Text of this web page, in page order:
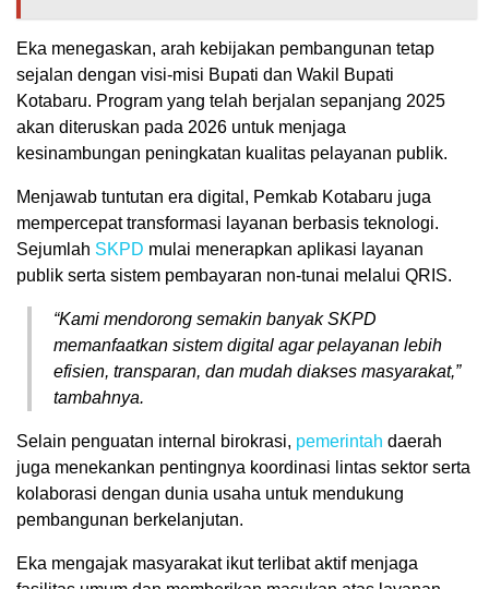
Eka menegaskan, arah kebijakan pembangunan tetap
sejalan dengan visi-misi Bupati dan Wakil Bupati
Kotabaru. Program yang telah berjalan sepanjang 2025
akan diteruskan pada 2026 untuk menjaga
kesinambungan peningkatan kualitas pelayanan publik.
Menjawab tuntutan era digital, Pemkab Kotabaru juga
mempercepat transformasi layanan berbasis teknologi.
Sejumlah SKPD mulai menerapkan aplikasi layanan
publik serta sistem pembayaran non-tunai melalui QRIS.
“Kami mendorong semakin banyak SKPD
memanfaatkan sistem digital agar pelayanan lebih
efisien, transparan, dan mudah diakses masyarakat,”
tambahnya.
Selain penguatan internal birokrasi, pemerintah daerah
juga menekankan pentingnya koordinasi lintas sektor serta
kolaborasi dengan dunia usaha untuk mendukung
pembangunan berkelanjutan.
Eka mengajak masyarakat ikut terlibat aktif menjaga